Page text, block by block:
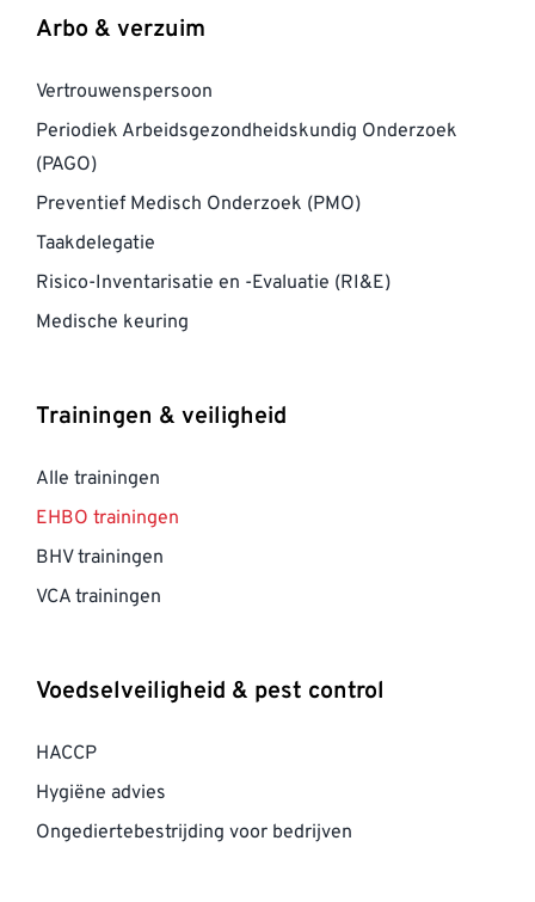
Arbo & verzuim
Vertrouwenspersoon
Periodiek Arbeidsgezondheidskundig Onderzoek
(PAGO)
Preventief Medisch Onderzoek (PMO)
Taakdelegatie
Risico-Inventarisatie en -Evaluatie (RI&E)
Medische keuring
Trainingen & veiligheid
Alle trainingen
EHBO trainingen
BHV trainingen
VCA trainingen
Voedselveiligheid & pest control
HACCP
Hygiëne advies
Ongediertebestrijding voor bedrijven